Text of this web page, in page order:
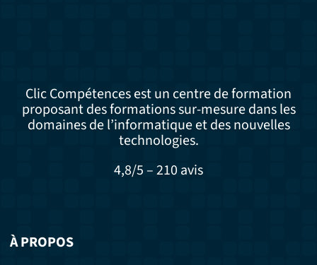
Clic Compétences est un centre de formation
proposant des formations sur-mesure dans les
domaines de l’informatique et des nouvelles
technologies.
4,8/5 – 210 avis
À PROPOS